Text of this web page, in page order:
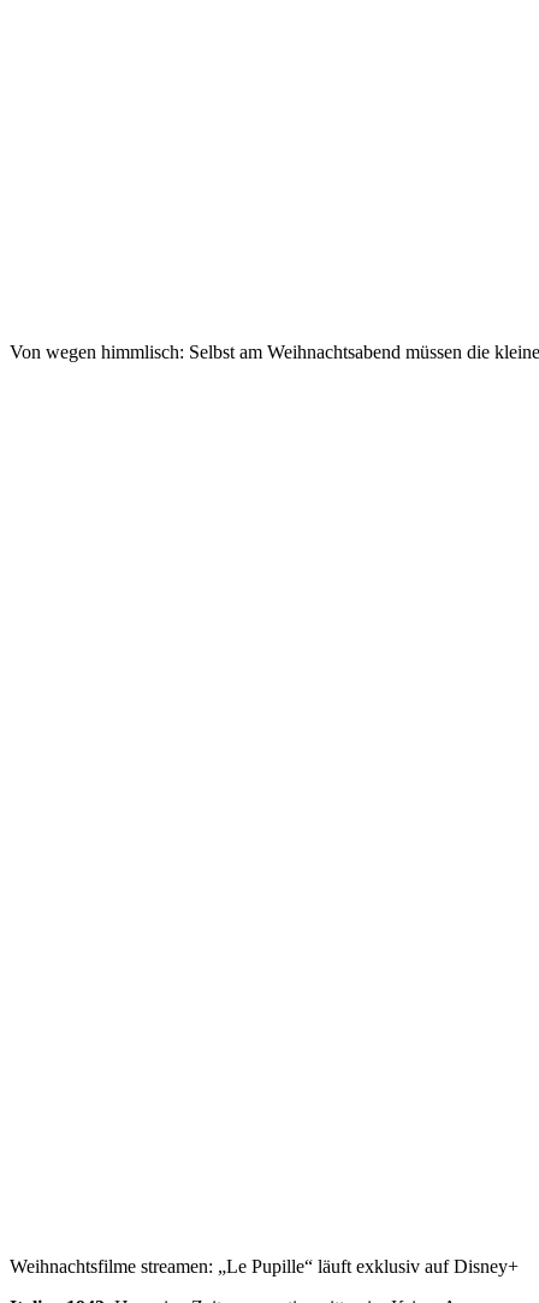
Von wegen himmlisch: Selbst am Weihnachtsabend müssen die
Weihnachtsfilme streamen: „Le Pupille“ läuft exklusiv auf Disney+